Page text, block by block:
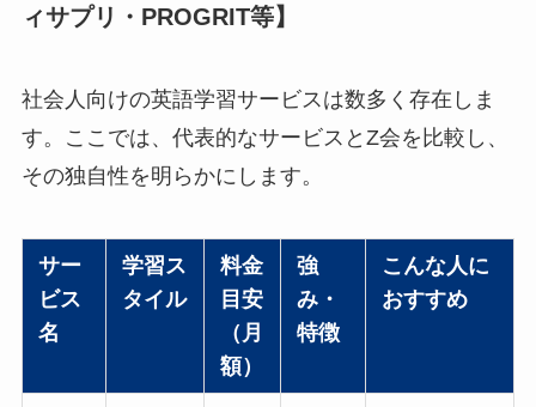
ィサプリ・PROGRIT等】
社会人向けの英語学習サービスは数多く存在しま
す。ここでは、代表的なサービスとZ会を比較し、
その独自性を明らかにします。
サー
ビス
名
学習ス
タイル
料金
目安
（月
額）
強
み・
特徴
こんな人に
おすすめ